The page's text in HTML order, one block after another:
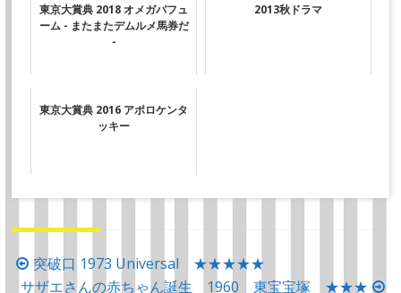
東京大賞典 2018 オメガパフュ
ーム - またまたデムルメ馬券だ
-
2013秋ドラマ
東京大賞典 2016 アポロケンタ
ッキー
投 突破口 1973 Universal ★★★★★
サザエさんの赤ちゃん誕生 1960 東宝宝塚 ★★★